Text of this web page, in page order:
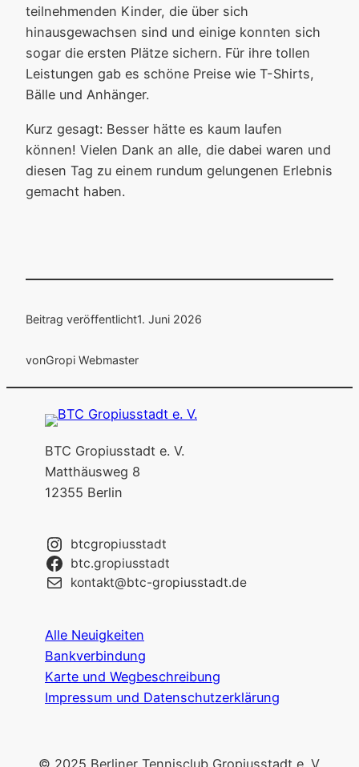
teilnehmenden Kinder, die über sich
hinausgewachsen sind und einige konnten sich
sogar die ersten Plätze sichern. Für ihre tollen
Leistungen gab es schöne Preise wie T-Shirts,
Bälle und Anhänger.
Kurz gesagt: Besser hätte es kaum laufen
können! Vielen Dank an alle, die dabei waren und
diesen Tag zu einem rundum gelungenen Erlebnis
gemacht haben.
Beitrag veröffentlicht1. Juni 2026
vonGropi Webmaster
BTC Gropiusstadt e. V.
Matthäusweg 8
12355 Berlin
btcgropiusstadt
btc.gropiusstadt
kontakt@btc-gropiusstadt.de
Alle Neuigkeiten
Bankverbindung
Karte und Wegbeschreibung
Impressum und Datenschutzerklärung
© 2025 Berliner Tennisclub Gropiusstadt e. V.